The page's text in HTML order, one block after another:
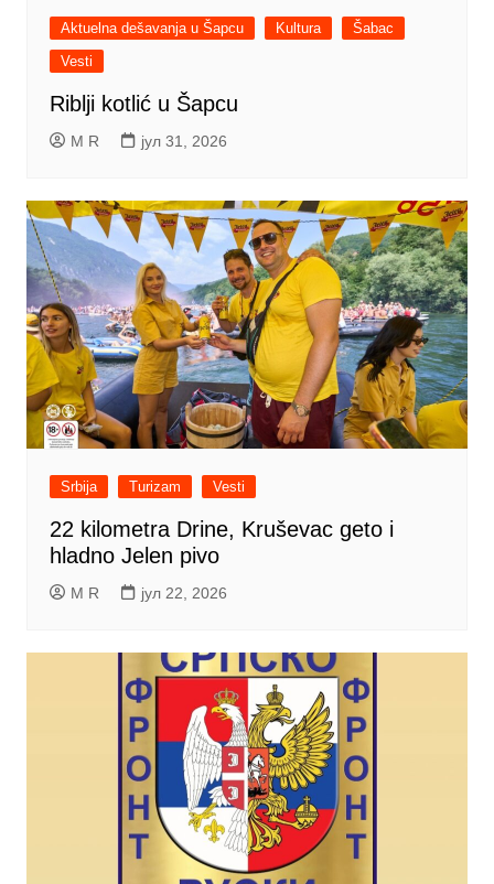
Aktuelna dešavanja u Šapcu Kultura
Šabac
Vesti
Riblji kotlić u Šapcu
M R јул 31, 2026
Srbija Turizam Vesti
22 kilometra Drine, Kruševac geto i
hladno Jelen pivo
M R јул 22, 2026